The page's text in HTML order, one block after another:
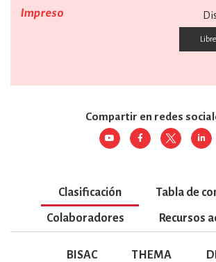
Impreso
Compartir en redes
Clasificación Tabla de
Colaboradores Recursos
BISAC THEMA